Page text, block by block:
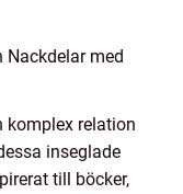
Nackdelar med
komplex relation
inseglade
till böcker,